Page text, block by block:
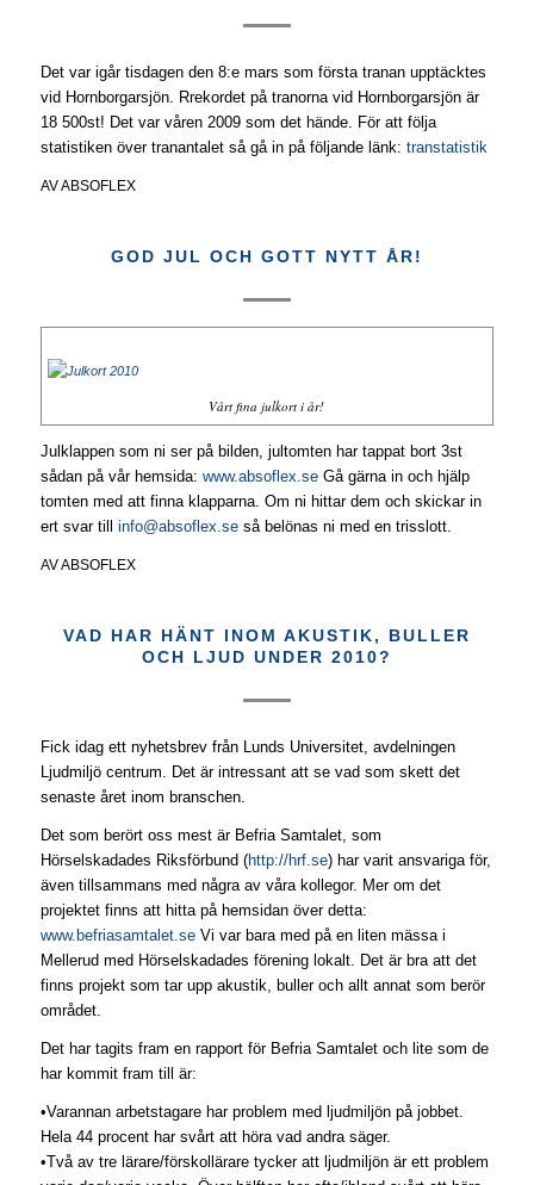
Det var igår tisdagen den 8:e mars som första tranan upptäcktes
vid Hornborgarsjön. Rrekordet på tranorna vid Hornborgarsjön är
18 500st! Det var våren 2009 som det hände. För att följa
statistiken över tranantalet så gå in på följande länk: transtatistik
AVABSOFLEX
GOD JUL OCH GOTT NYTT ÅR!
Vårt fina julkort i år!
Julklappen som ni ser på bilden, jultomten har tappat bort 3st
sådan på vår hemsida: www.absoflex.seGå gärna in och hjälp
tomten med att finna klapparna. Om ni hittar dem och skickar in
ert svar till info@absoflex.seså belönas ni med en trisslott.
AVABSOFLEX
VAD HAR HÄNT INOM AKUSTIK, BULLER
OCH LJUD UNDER 2010?
Fick idag ett nyhetsbrev från Lunds Universitet, avdelningen
Ljudmiljö centrum. Det är intressant att se vad som skett det
senaste året inom branschen.
Det som berört oss mest är Befria Samtalet, som
Hörselskadades Riksförbund (http://hrf.se) har varit ansvariga för,
även tillsammans med några av våra kollegor. Mer om det
projektet finns att hitta på hemsidan över detta:
www.befriasamtalet.seVi var bara med på en liten mässa i
Mellerud med Hörselskadades förening lokalt. Det är bra att det
finns projekt som tar upp akustik, buller och allt annat som berör
området.
Det har tagits fram en rapport för Befria Samtalet och lite som de
har kommit fram till är:
•Varannan arbetstagare har problem med ljudmiljön på jobbet.
Hela 44 procent har svårt att höra vad andra säger.
•Två av tre lärare/förskollärare tycker att ljudmiljön är ett problem